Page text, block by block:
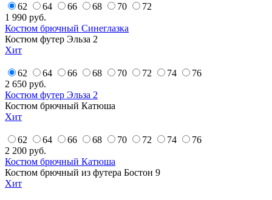
62 64 66 68 70
72
1 990 руб.
Костюм брючный Синеглазка
Костюм футер Эльза 2
Хит
62 64 66 68 70 72 74
76
2 650 руб.
Костюм футер Эльза 2
Костюм брючный Катюша
Хит
62 64 66 68 70 72 74
76
2 200 руб.
Костюм брючный Катюша
Костюм брючный из футера Бостон 9
Хит